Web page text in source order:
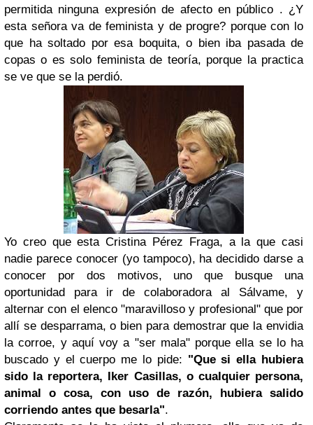
permitida ninguna expresión de afecto en público . ¿Y
esta señora va de feminista y de progre? porque con lo
que ha soltado por esa boquita, o bien iba pasada de
copas o es solo feminista de teoría, porque la practica
se ve que se la perdió.
Yo creo que esta Cristina Pérez Fraga, a la que casi
nadie parece conocer (yo tampoco), ha decidido darse a
conocer por dos motivos, uno que busque una
oportunidad para ir de colaboradora al Sálvame, y
alternar con el elenco "maravilloso y profesional" que por
allí se desparrama, o bien para demostrar que la envidia
la corroe, y aquí voy a "ser mala" porque ella se lo ha
buscado y el cuerpo me lo pide: "Que si ella hubiera
sido la reportera, Iker Casillas, o cualquier persona,
animal o cosa, con uso de razón, hubiera salido
corriendo antes que besarla".